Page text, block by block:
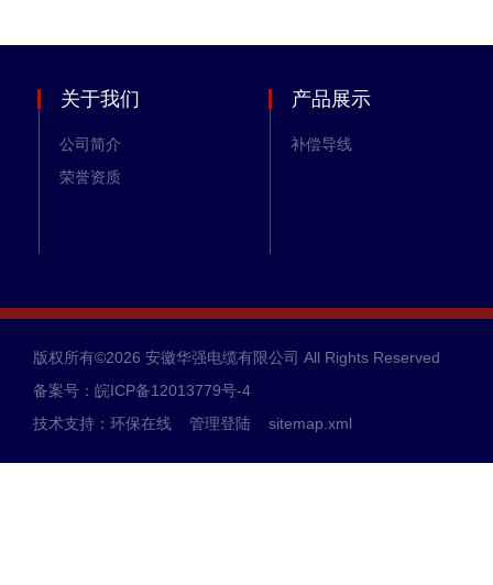
关于我们
公司简介
荣誉资质
产品展示
补偿导线
版权所有©2026 安徽华强电缆有限公司 All Rights Reserved
备案号：皖ICP备12013779号-4
技术支持： 环保在线 管理登陆 sitemap.xml